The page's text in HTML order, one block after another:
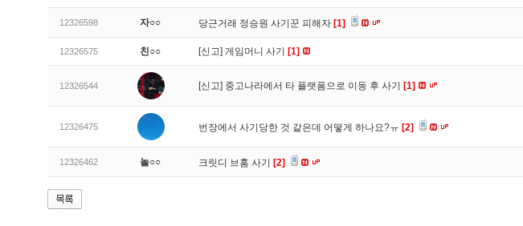
12326598 자○○ 당근거래 정승원 사기꾼 피해자 [1]
12326575 친○○ [신고] 게임머니 사기 [1]
12326544 [신고] 중고나라에서 타 플랫폼으로 이동 후 사기 [1]
12326475 번장에서 사기당한 것 같은데 어떻게 하나요?ㅠ [2]
12326462 놀○○ 크릿디 브훔 사기 [2]